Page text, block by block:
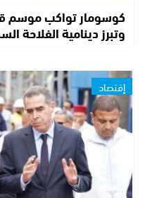
كوسومار تواكب موسم
وتبرز دينامية الفلاحة
إقتصاد